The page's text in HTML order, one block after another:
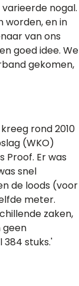
nogal.
worden, en in
van ons
goed idee. We
gekomen,
rond 2010
(WKO)
Proof. Er was
snel
de loods (voor
meter.
zaken,
geen
384 stuks.'